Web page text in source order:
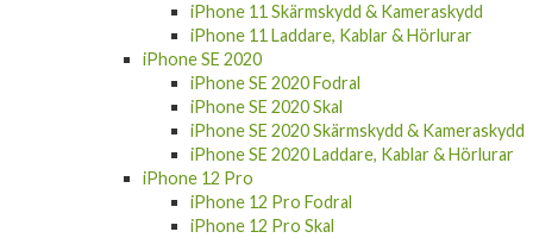
iPhone 11 Skärmskydd & Kameraskydd
iPhone 11 Laddare, Kablar & Hörlurar
iPhone SE 2020
iPhone SE 2020 Fodral
iPhone SE 2020 Skal
iPhone SE 2020 Skärmskydd & Kameraskydd
iPhone SE 2020 Laddare, Kablar & Hörlurar
iPhone 12 Pro
iPhone 12 Pro Fodral
iPhone 12 Pro Skal